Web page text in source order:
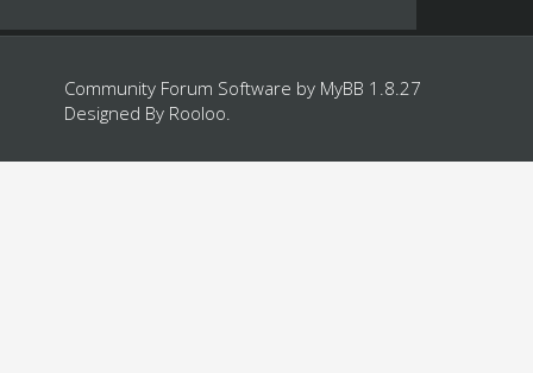
Community Forum Software by MyBB 1.8.27
Designed By Rooloo.